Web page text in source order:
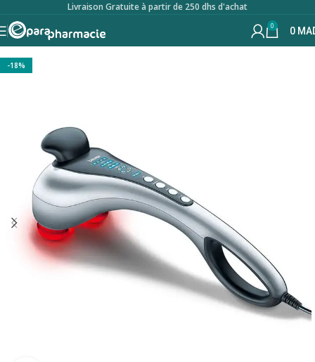
Livraison Gratuite à partir de 250 dhs d'achat
0 0
-18%